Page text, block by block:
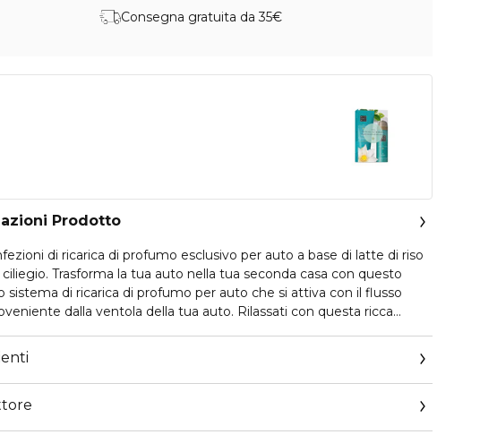
Consegna gratuita da 35€
Prodotto
di ricarica di profumo esclusivo per auto a base di latte di riso
Trasforma la tua auto nella tua seconda casa con questo
sistema di ricarica di profumo per auto che si attiva con il flusso
dalla ventola della tua auto. Rilassati con questa ricca
cremosa del latte di riso conferiscono a questo profumo divino
longevità.